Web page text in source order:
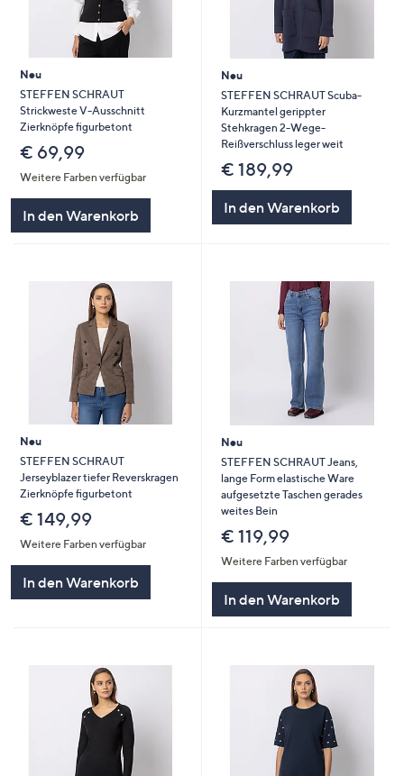
Neu
STEFFEN SCHRAUT
Strickweste V-Ausschnitt
Zierknöpfe figurbetont
€ 69,99
Weitere Farben verfügbar
In den Warenkorb
Neu
STEFFEN SCHRAUT Scuba-
Kurzmantel gerippter
Stehkragen 2-Wege-
Reißverschluss leger weit
€ 189,99
In den Warenkorb
Neu
STEFFEN SCHRAUT
Jerseyblazer tiefer Reverskragen
Zierknöpfe figurbetont
€ 149,99
Weitere Farben verfügbar
In den Warenkorb
Neu
STEFFEN SCHRAUT Jeans,
lange Form elastische Ware
aufgesetzte Taschen gerades
weites Bein
€ 119,99
Weitere Farben verfügbar
In den Warenkorb